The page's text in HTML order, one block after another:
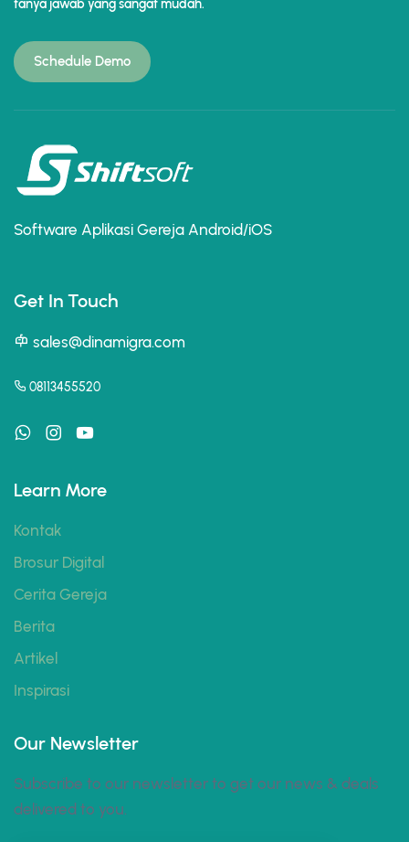
tanya jawab yang sangat mudah.
Schedule Demo
Software Aplikasi Gereja Android/iOS
Get In Touch
sales@dinamigra.com
08113455520
Learn More
Kontak
Brosur Digital
Cerita Gereja
Berita
Artikel
Inspirasi
Our Newsletter
Subscribe to our newsletter to get our news & deals
delivered to you.